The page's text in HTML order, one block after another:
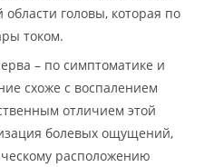
головы, которая по
током.
– по симптоматике и
схоже с воспалением
отличием этой
болевых ощущений,
расположению